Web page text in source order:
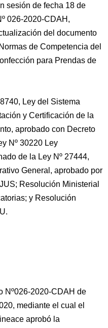
sesión de fecha 18 de
026-2020-CDAH,
del documento
de Competencia del
para Prendas de
Ley del Sistema
y Certificación de la
aprobado con Decreto
Nº 30220 Ley
de la Ley Nº 27444,
General, aprobado por
Resolución Ministerial
y Resolución
Nº026-2020-CDAH de
mediante el cual el
aprobó la